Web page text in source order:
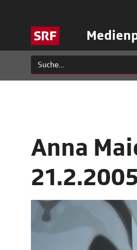
Anna
21.2.2005